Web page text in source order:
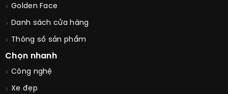
Golden Face
Danh sách cửa hàng
Thông số sản phẩm
Chọn nhanh
Công nghệ
Xe đẹp